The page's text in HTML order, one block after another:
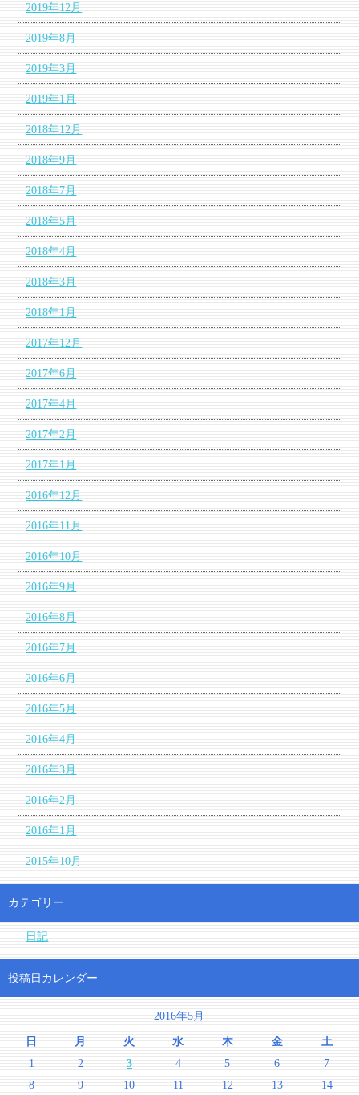
2019年12月
2019年8月
2019年3月
2019年1月
2018年12月
2018年9月
2018年7月
2018年5月
2018年4月
2018年3月
2018年1月
2017年12月
2017年6月
2017年4月
2017年2月
2017年1月
2016年12月
2016年11月
2016年10月
2016年9月
2016年8月
2016年7月
2016年6月
2016年5月
2016年4月
2016年3月
2016年2月
2016年1月
2015年10月
カテゴリー
日記
投稿日カレンダー
2016年5月
日 月 火 水 木 金
土
1
2 3 4 5 6
7
8
9 10 11 12 13 14